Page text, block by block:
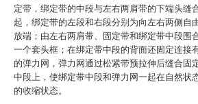
定带，绑定带的中段与左右两肩带的下端头缝
起，绑定带的左段和右段分别为向左右两侧自
放端；由左右两肩带、固定带和绑定带中段围
一个套头框；在绑定带中段的背面还固定连接
的弹力网，弹力网通过松紧带预拉伸后缝合固
中段上，使绑定带中段和弹力网一起在自然状
的收缩状态。